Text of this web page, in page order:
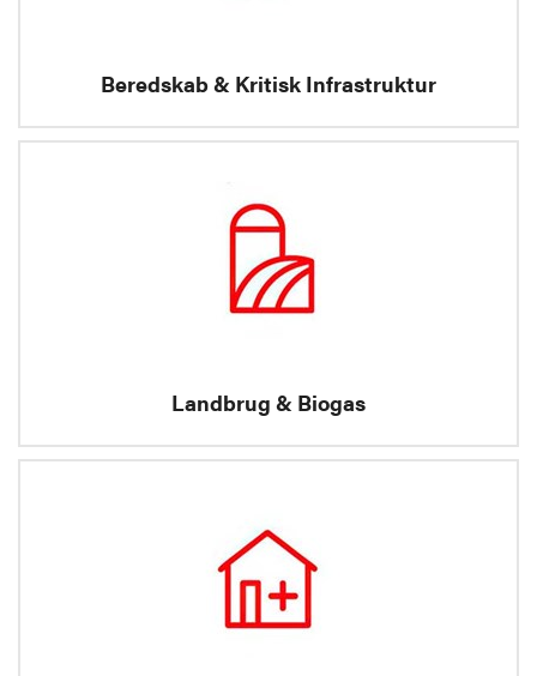
Beredskab & Kritisk Infrastruktur
Landbrug & Biogas